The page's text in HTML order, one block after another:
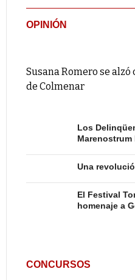
OPINIÓN
Susana Romero se alzó
de Colmenar
Los
Una
El Festival
homenaje a
CONCURSOS